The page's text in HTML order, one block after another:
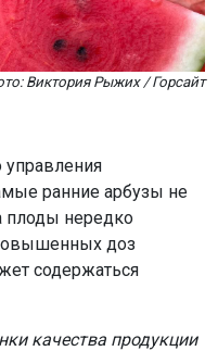
Виктория Рыжих / Горсайт
ранние арбузы не
плоды нередко
доз
содержаться
качества продукции